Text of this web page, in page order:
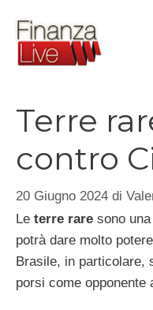
contenuto
Terre
contro
20 Giugno 2024 di
Le terre rare sono una
potrà dare molto
Brasile, in particolare,
porsi come opponente